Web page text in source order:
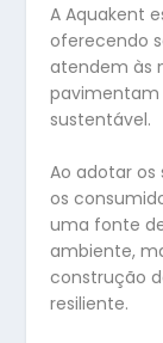
A Aquakent
oferecendo
atendem às
sustentável.
Ao adotar os
os
uma fonte
ambiente,
construção
resiliente.